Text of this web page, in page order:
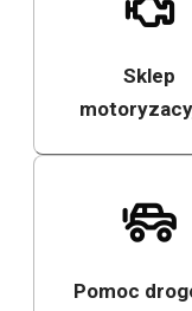
Sklep
Pomoc